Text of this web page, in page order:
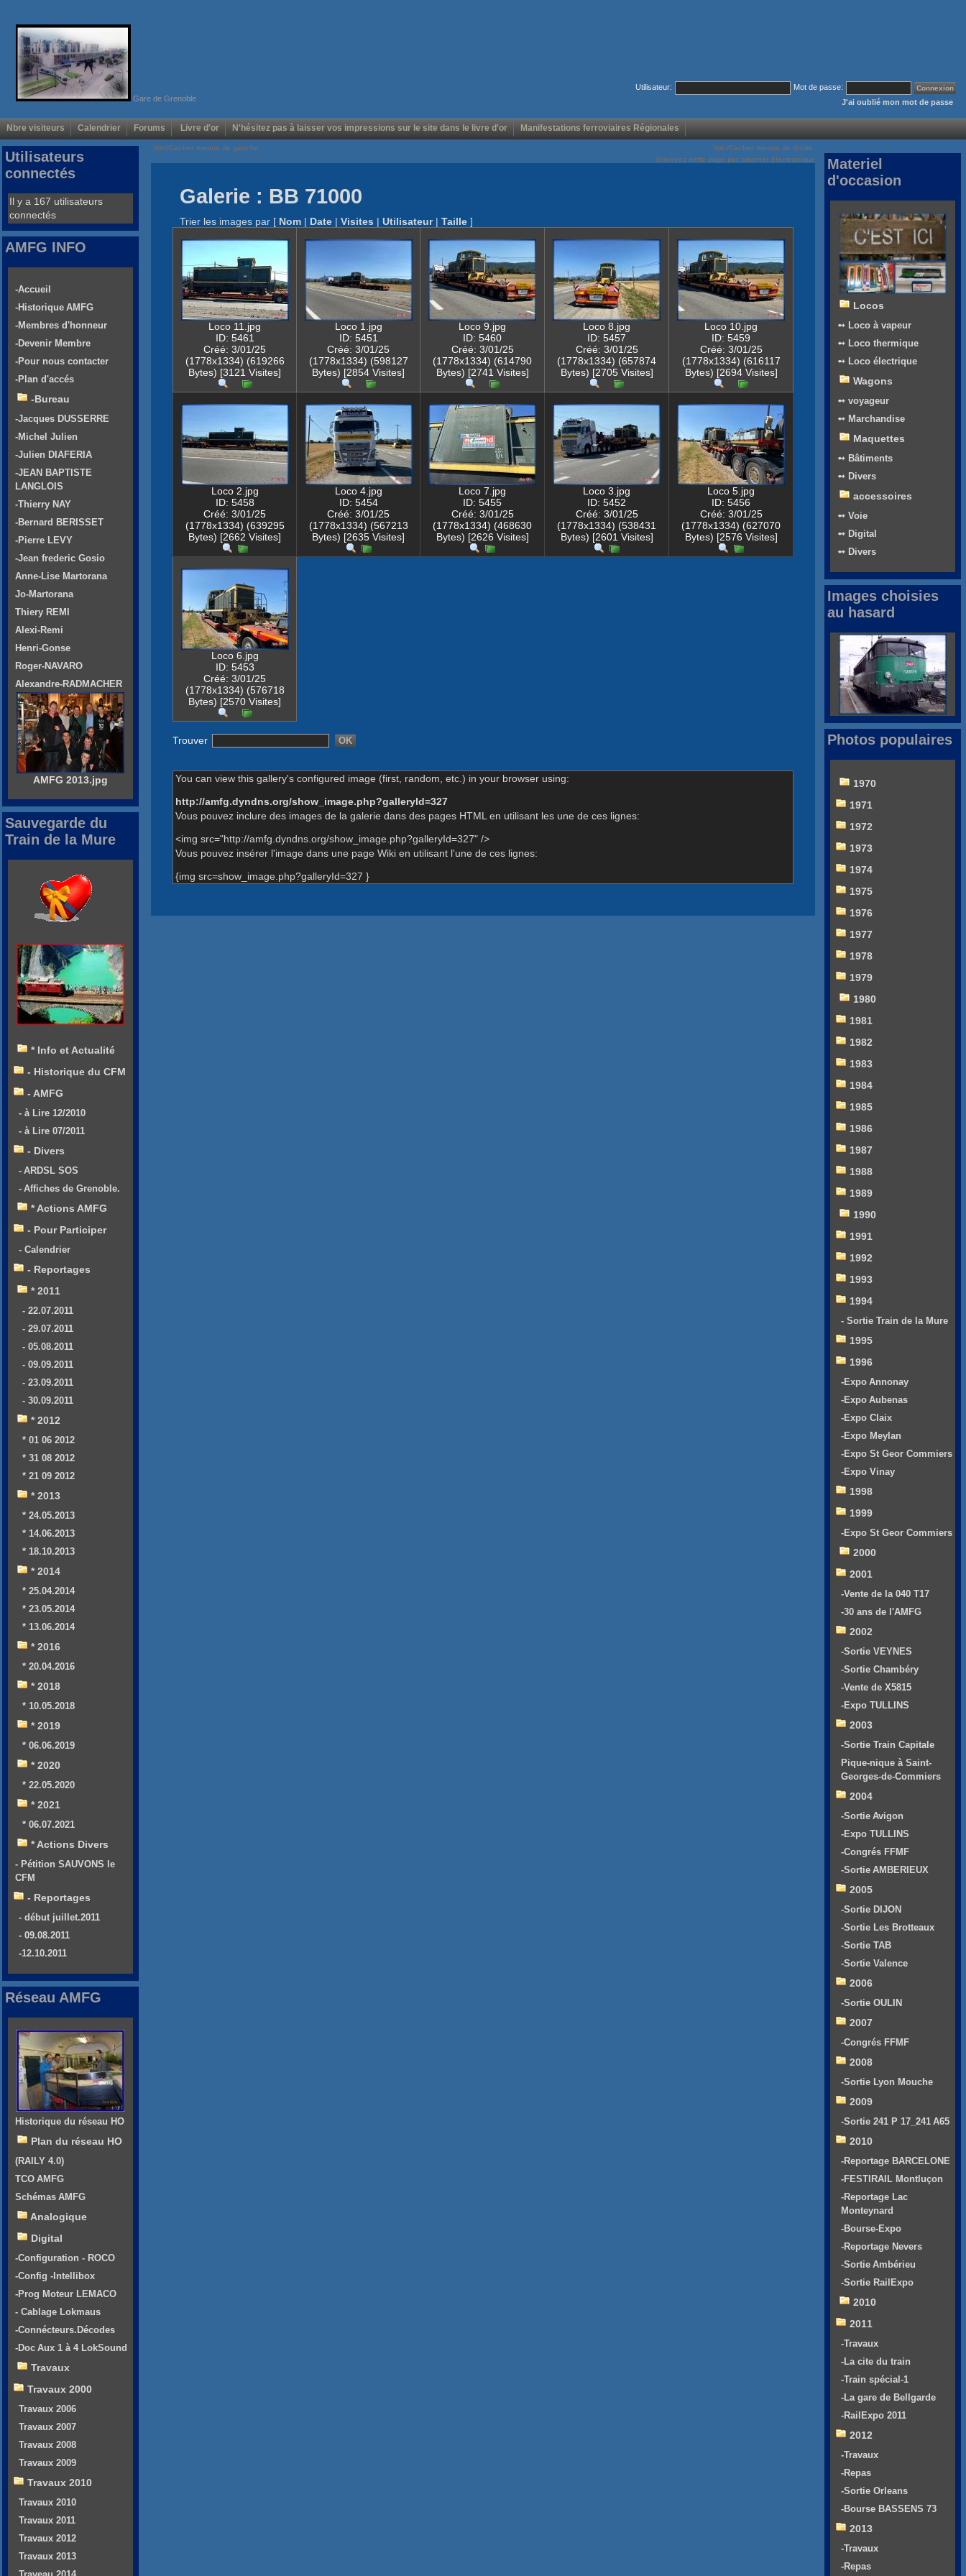
Gare de Grenoble
Utilisateur:
Mot de passe:
J'ai oublié mon mot de passe
Nbre visiteurs Calendrier Forums Livre d'or N'hésitez pas à laisser vos impressions sur le site dans le livre d'or Manifestations ferroviaires Régionales
Voir/Cacher menus de gauche
Voir/Cacher menus de droite
Envoyez cette page par courrier électronique
Galerie : BB 71000
Trier les images par [ Nom | Date | Visites | Utilisateur| Taille ]
Loco 11.jpg
ID: 5461
Créé: 3/01/25
(1778x1334) (619266
Bytes) [3121 Visites]
Loco 1.jpg
ID: 5451
Créé: 3/01/25
(1778x1334) (598127
Bytes) [2854 Visites]
Loco 9.jpg
ID: 5460
Créé: 3/01/25
(1778x1334) (614790
Bytes) [2741 Visites]
Loco 8.jpg
ID: 5457
Créé: 3/01/25
(1778x1334) (657874
Bytes) [2705 Visites]
Loco 10.jpg
ID: 5459
Créé: 3/01/25
(1778x1334) (616117
Bytes) [2694 Visites]
Loco 2.jpg
ID: 5458
Créé: 3/01/25
(1778x1334) (639295
Bytes) [2662 Visites]
Loco 4.jpg
ID: 5454
Créé: 3/01/25
(1778x1334) (567213
Bytes) [2635 Visites]
Loco 7.jpg
ID: 5455
Créé: 3/01/25
(1778x1334) (468630
Bytes) [2626 Visites]
Loco 3.jpg
ID: 5452
Créé: 3/01/25
(1778x1334) (538431
Bytes) [2601 Visites]
Loco 5.jpg
ID: 5456
Créé: 3/01/25
(1778x1334) (627070
Bytes) [2576 Visites]
Loco 6.jpg
ID: 5453
Créé: 3/01/25
(1778x1334) (576718
Bytes) [2570 Visites]
Trouver
You can view this gallery's configured image (first, random, etc.) in your browser using:
http://amfg.dyndns.org/show_image.php?galleryId=327
Vous pouvez inclure des images de la galerie dans des pages HTML en utilisant les une de ces lignes:
<img src="http://amfg.dyndns.org/show_image.php?galleryId=327" />
Vous pouvez insérer l'image dans une page Wiki en utilisant l'une de ces lignes:
{img src=show_image.php?galleryId=327 }
Utilisateurs
connectés
Il y a 167 utilisateurs
connectés
AMFG INFO
-Accueil
-Historique AMFG
-Membres d'honneur
-Devenir Membre
-Pour nous contacter
-Plan d'accés
-Bureau
-Jacques DUSSERRE
-Michel Julien
-Julien DIAFERIA
-JEAN BAPTISTE
LANGLOIS
-Thierry NAY
-Bernard BERISSET
-Pierre LEVY
-Jean frederic Gosio
Anne-Lise Martorana
Jo-Martorana
Thiery REMI
Alexi-Remi
Henri-Gonse
Roger-NAVARO
Alexandre-RADMACHER
AMFG 2013.jpg
Sauvegarde du
Train de la Mure
* Info et Actualité
- Historique du CFM
- AMFG
- à Lire 12/2010
- à Lire 07/2011
- Divers
- ARDSL SOS
- Affiches de Grenoble.
* Actions AMFG
- Pour Participer
- Calendrier
- Reportages
* 2011
- 22.07.2011
- 29.07.2011
- 05.08.2011
- 09.09.2011
- 23.09.2011
- 30.09.2011
* 2012
* 01 06 2012
* 31 08 2012
* 21 09 2012
* 2013
* 24.05.2013
* 14.06.2013
* 18.10.2013
* 2014
* 25.04.2014
* 23.05.2014
* 13.06.2014
* 2016
* 20.04.2016
* 2018
* 10.05.2018
* 2019
* 06.06.2019
* 2020
* 22.05.2020
* 2021
* 06.07.2021
* Actions Divers
- Pétition SAUVONS le
CFM
- Reportages
- début juillet.2011
- 09.08.2011
-12.10.2011
Réseau AMFG
Historique du réseau HO
Plan du réseau HO
(RAILY 4.0)
TCO AMFG
Schémas AMFG
Analogique
Digital
-Configuration - ROCO
-Config -Intellibox
-Prog Moteur LEMACO
- Cablage Lokmaus
-Connécteurs.Décodes
-Doc Aux 1 à 4 LokSound
Travaux
Travaux 2000
Travaux 2006
Travaux 2007
Travaux 2008
Travaux 2009
Travaux 2010
Travaux 2010
Travaux 2011
Travaux 2012
Travaux 2013
Materiel
d'occasion
Locos
➻ Loco à vapeur
➻ Loco thermique
➻ Loco électrique
Wagons
➻ voyageur
➻ Marchandise
Maquettes
➻ Bâtiments
➻ Divers
accessoires
➻ Voie
➻ Digital
➻ Divers
Images choisies
au hasard
Photos populaires
1970
1971
1972
1973
1974
1975
1976
1977
1978
1979
1980
1981
1982
1983
1984
1985
1986
1987
1988
1989
1990
1991
1992
1993
1994
- Sortie Train de la Mure
1995
1996
-Expo Annonay
-Expo Aubenas
-Expo Claix
-Expo Meylan
-Expo St Geor Commiers
-Expo Vinay
1998
1999
-Expo St Geor Commiers
2000
2001
-Vente de la 040 T17
-30 ans de l'AMFG
2002
-Sortie VEYNES
-Sortie Chambéry
-Vente de X5815
-Expo TULLINS
2003
-Sortie Train Capitale
Pique-nique à Saint-
Georges-de-Commiers
2004
-Sortie Avigon
-Expo TULLINS
-Congrés FFMF
-Sortie AMBERIEUX
2005
-Sortie DIJON
-Sortie Les Brotteaux
-Sortie TAB
-Sortie Valence
2006
-Sortie OULIN
2007
-Congrés FFMF
2008
-Sortie Lyon Mouche
2009
-Sortie 241 P 17_241 A65
2010
-Reportage BARCELONE
-FESTIRAIL Montluçon
-Reportage Lac
Monteynard
-Bourse-Expo
-Reportage Nevers
-Sortie Ambérieu
-Sortie RailExpo
2010
2011
-Travaux
-La cite du train
-Train spécial-1
-La gare de Bellgarde
-RailExpo 2011
2012
-Travaux
-Repas
-Sortie Orleans
-Bourse BASSENS 73
2013
-Travaux
-Repas